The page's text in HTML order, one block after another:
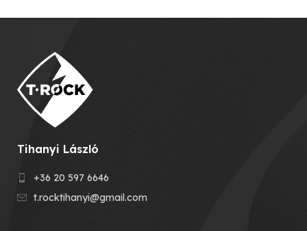
Tihanyi László
+36 20 597 6646
t.rocktihanyi@gmail.com